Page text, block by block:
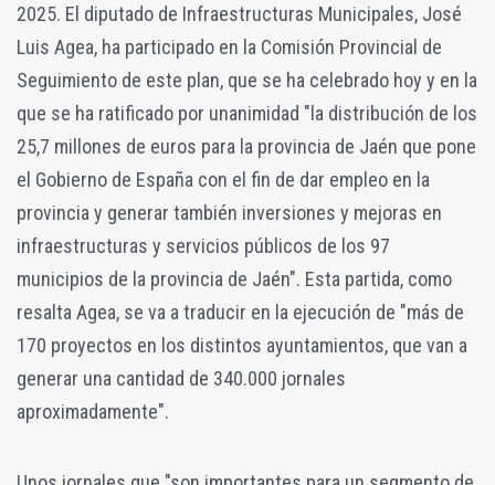
2025. El diputado de Infraestructuras Municipales, José
Luis Agea, ha participado en la Comisión Provincial de
Seguimiento de este plan, que se ha celebrado hoy y en la
que se ha ratificado por unanimidad "la distribución de los
25,7 millones de euros para la provincia de Jaén que pone
el Gobierno de España con el fin de dar empleo en la
provincia y generar también inversiones y mejoras en
infraestructuras y servicios públicos de los 97
municipios de la provincia de Jaén". Esta partida, como
resalta Agea, se va a traducir en la ejecución de "más de
170 proyectos en los distintos ayuntamientos, que van a
generar una cantidad de 340.000 jornales
aproximadamente".